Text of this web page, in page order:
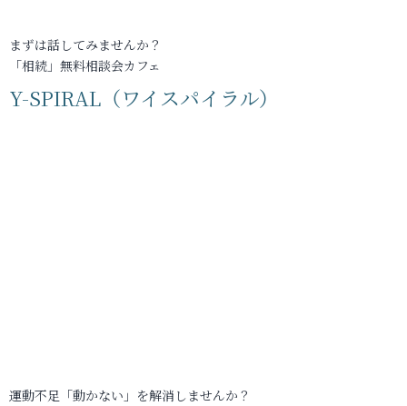
まずは話してみませんか？
「相続」無料相談会カフェ
Y-SPIRAL（ワイスパイラル）
運動不足「動かない」を解消しませんか？